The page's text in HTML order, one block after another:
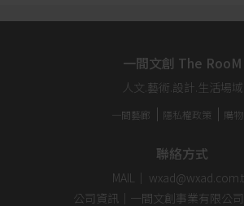
一間文創 The RooM
人文.藝術.設計.生活場域
一間藝廊 隱私權政策 購
聯絡方式
MAIL｜
公司資訊｜一間文創事業有限公司